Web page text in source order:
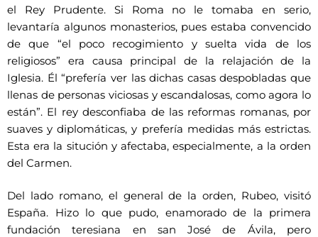
el Rey Prudente. Si Roma no le tomaba en serio,
levantaría algunos monasterios, pues estaba convencido
de que “el poco recogimiento y suelta vida de los
religiosos” era causa principal de la relajación de la
Iglesia. Él “prefería ver las dichas casas despobladas que
llenas de personas viciosas y escandalosas, como agora lo
están”. El rey desconfiaba de las reformas romanas, por
suaves y diplomáticas, y prefería medidas más estrictas.
Esta era la situción y afectaba, especialmente, a la orden
del Carmen.
Del lado romano, el general de la orden, Rubeo, visitó
España. Hizo lo que pudo, enamorado de la primera
fundación teresiana en san José de Ávila, pero